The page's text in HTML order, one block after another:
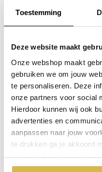
Toestemming
Deze website maakt
Onze webshop maakt
gebruiken we om jouw
te personaliseren. Deze
onze partners voor social
Hierdoor kunnen wij ook
advertenties en
aanpassen naar jouw
te drukken ga je akkoord
cookies. Je kunt bij
aangeven welke cookies
Plaats
Doordeweeks voor 13.00 uur
verzonden.
De aangegeven prijs is incl.
Garantie:
Niet goed, geld terug
Stel een vraag